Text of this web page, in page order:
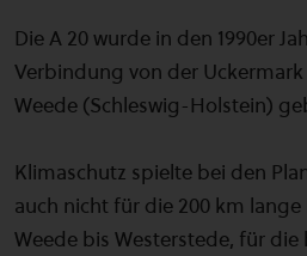
Die A 20 wurde in den 1990er
Verbindung von der
Weede (Schleswig-Holstein)
Klimaschutz spielte bei den
auch nicht für die 200 km
Weede bis Westerstede, für